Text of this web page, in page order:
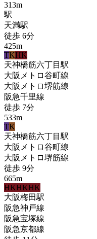
313m
駅
天満駅
徒歩 6分
425m
TKHK
天神橋筋六丁目 駅
大阪メトロ谷町線
大阪メトロ堺筋線
阪急千里線
徒歩 7分
533m
TK
天神橋筋六丁目 駅
大阪メトロ谷町線
大阪メトロ堺筋線
徒歩 9分
665m
HKHKHK
大阪梅田駅
阪急神戸線
阪急宝塚線
阪急京都線